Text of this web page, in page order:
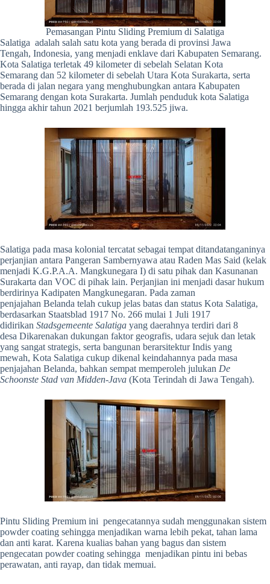
Pemasangan Pintu Sliding Premium di Salatiga
Salatiga adalah salah satu kota yang berada di provinsi Jawa
Tengah, Indonesia, yang menjadi enklave dari Kabupaten Semarang.
Kota Salatiga terletak 49 kilometer di sebelah Selatan Kota
Semarang dan 52 kilometer di sebelah Utara Kota Surakarta, serta
berada di jalan negara yang menghubungkan antara Kabupaten
Semarang dengan kota Surakarta. Jumlah penduduk kota Salatiga
hingga akhir tahun 2021 berjumlah 193.525 jiwa.
Salatiga pada masa kolonial tercatat sebagai tempat ditandatanganinya
perjanjian antara Pangeran Sambernyawa atau Raden Mas Said (kelak
menjadi K.G.P.A.A. Mangkunegara I) di satu pihak dan Kasunanan
Surakarta dan VOC di pihak lain. Perjanjian ini menjadi dasar hukum
berdirinya Kadipaten Mangkunegaran. Pada zaman
penjajahan Belanda telah cukup jelas batas dan status Kota Salatiga,
berdasarkan Staatsblad 1917 No. 266 mulai 1 Juli 1917
didirikan Stadsgemeente Salatiga yang daerahnya terdiri dari 8
desa Dikarenakan dukungan faktor geografis, udara sejuk dan letak
yang sangat strategis, serta bangunan berarsitektur Indis yang
mewah, Kota Salatiga cukup dikenal keindahannya pada masa
penjajahan Belanda, bahkan sempat memperoleh julukan De
Schoonste Stad van Midden-Java (Kota Terindah di Jawa Tengah).
Pintu Sliding Premium ini pengecatannya sudah menggunakan sistem
powder coating sehingga menjadikan warna lebih pekat, tahan lama
dan anti karat. Karena kualias bahan yang bagus dan sistem
pengecatan powder coating sehingga menjadikan pintu ini bebas
perawatan, anti rayap, dan tidak memuai.